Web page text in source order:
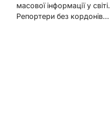
масової інформації у світі.
Репортери без кордонів…